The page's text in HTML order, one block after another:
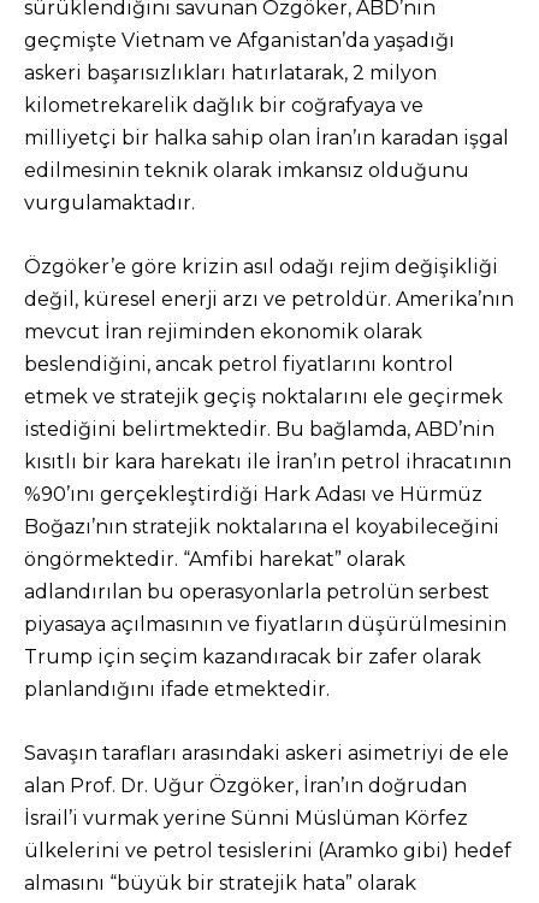
sürüklendiğini savunan Özgöker, ABD’nin
geçmişte Vietnam ve Afganistan’da yaşadığı
askeri başarısızlıkları hatırlatarak, 2 milyon
kilometrekarelik dağlık bir coğrafyaya ve
milliyetçi bir halka sahip olan İran’ın karadan işgal
edilmesinin teknik olarak imkansız olduğunu
vurgulamaktadır.
Özgöker’e göre krizin asıl odağı rejim değişikliği
değil, küresel enerji arzı ve petroldür. Amerika’nın
mevcut İran rejiminden ekonomik olarak
beslendiğini, ancak petrol fiyatlarını kontrol
etmek ve stratejik geçiş noktalarını ele geçirmek
istediğini belirtmektedir. Bu bağlamda, ABD’nin
kısıtlı bir kara harekatı ile İran’ın petrol ihracatının
%90’ını gerçekleştirdiği Hark Adası ve Hürmüz
Boğazı’nın stratejik noktalarına el koyabileceğini
öngörmektedir. “Amfibi harekat” olarak
adlandırılan bu operasyonlarla petrolün serbest
piyasaya açılmasının ve fiyatların düşürülmesinin
Trump için seçim kazandıracak bir zafer olarak
planlandığını ifade etmektedir.
Savaşın tarafları arasındaki askeri asimetriyi de ele
alan Prof. Dr. Uğur Özgöker, İran’ın doğrudan
İsrail’i vurmak yerine Sünni Müslüman Körfez
ülkelerini ve petrol tesislerini (Aramko gibi) hedef
almasını “büyük bir stratejik hata” olarak